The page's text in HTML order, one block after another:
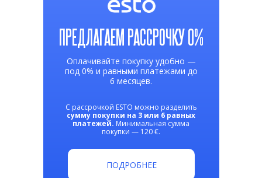
С рассрочкой ESTO можно разделить
сумму покупки на 3 или 6 равных
платежей. Минимальная сумма
покупки — 120 €.
ПОДРОБНЕЕ
ПРЕДЛАГАЕМ РАССРОЧКУ 0%
Оплачивайте покупку удобно —
под 0% и равными платежами до
6 месяцев.